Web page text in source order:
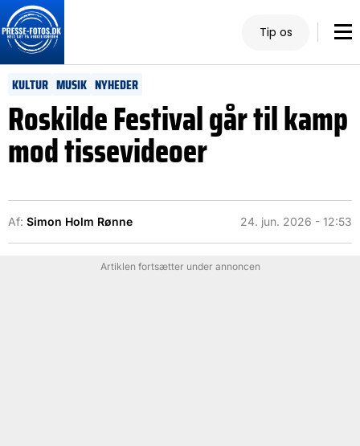
Tip os
KULTUR MUSIK NYHEDER
Roskilde Festival går til kamp
mod tissevideoer
Af: Simon Holm Rønne 24. jun. 2026 - 12:53
Artiklen fortsætter under annoncen